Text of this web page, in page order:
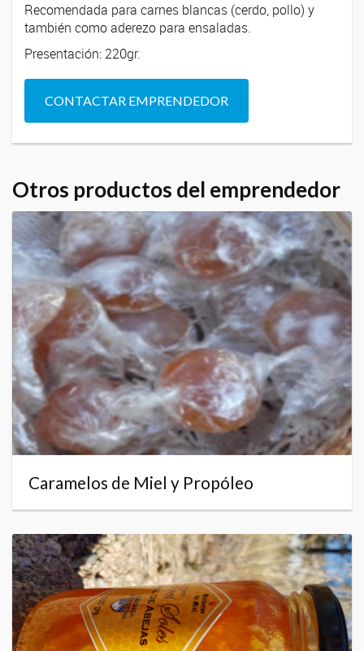
Recomendada para carnes blancas (cerdo, pollo) y
también como aderezo para ensaladas.
Presentación: 220gr.
CONTACTAR EMPRENDEDOR
Otros productos del emprendedor
Caramelos de Miel y Propóleo